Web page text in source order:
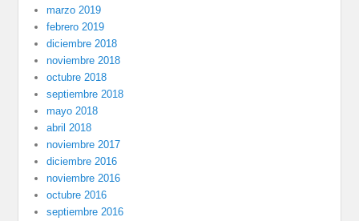
marzo 2019
febrero 2019
diciembre 2018
noviembre 2018
octubre 2018
septiembre 2018
mayo 2018
abril 2018
noviembre 2017
diciembre 2016
noviembre 2016
octubre 2016
septiembre 2016